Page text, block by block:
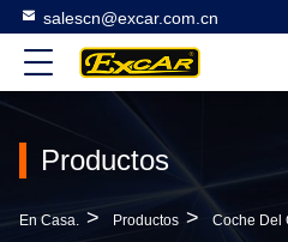
salescn@excar.com.cn
Productos
En Casa. > Productos > Coche Del